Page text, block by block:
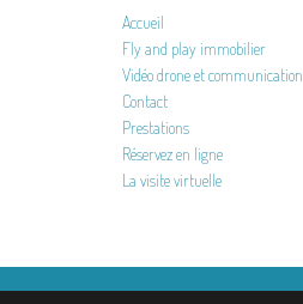
Accueil
Fly and play immobilier
Vidéo drone et communication
Contact
Prestations
Réservez en ligne
La visite virtuelle